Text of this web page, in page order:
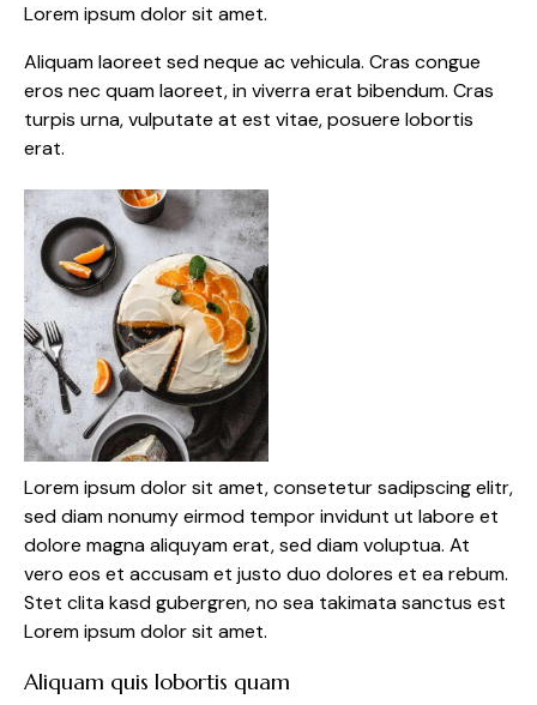
Lorem ipsum dolor sit amet.
Aliquam laoreet sed neque ac vehicula. Cras congue
eros nec quam laoreet, in viverra erat bibendum. Cras
turpis urna, vulputate at est vitae, posuere lobortis
erat.
Lorem ipsum dolor sit amet, consetetur sadipscing elitr,
sed diam nonumy eirmod tempor invidunt ut labore et
dolore magna aliquyam erat, sed diam voluptua. At
vero eos et accusam et justo duo dolores et ea rebum.
Stet clita kasd gubergren, no sea takimata sanctus est
Lorem ipsum dolor sit amet.
Aliquam quis lobortis quam